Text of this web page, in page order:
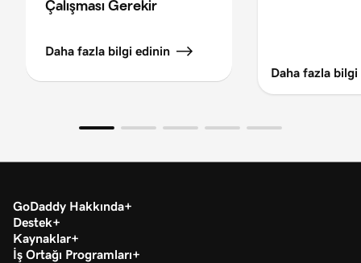
Çalışması Gerekir
Daha fazla bilgi edinin
Daha fazla
GoDaddy Hakkında
Destek
Kaynaklar
İş Ortağı Programları